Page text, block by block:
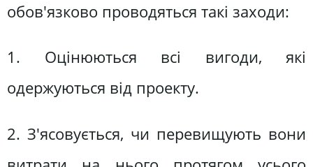
обов'язково проводяться такі заходи:
1. Оцінюються всі вигоди, які
одержуються від проекту.
2. З'ясовується, чи перевищують вони